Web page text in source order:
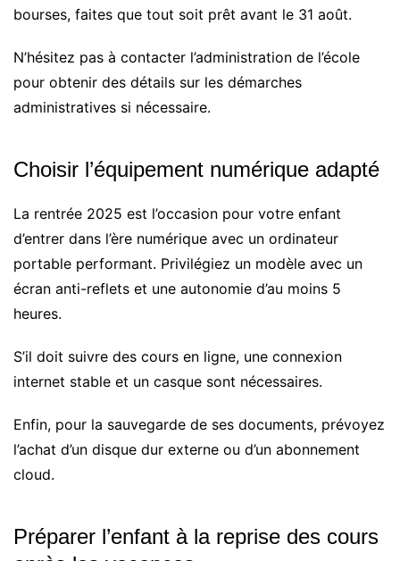
bourses, faites que tout soit prêt avant le 31 août.
N’hésitez pas à contacter l’administration de l’école
pour obtenir des détails sur les démarches
administratives si nécessaire.
Choisir l’équipement numérique adapté
La rentrée 2025 est l’occasion pour votre enfant
d’entrer dans l’ère numérique avec un ordinateur
portable performant. Privilégiez un modèle avec un
écran anti-reflets et une autonomie d’au moins 5
heures.
S’il doit suivre des cours en ligne, une connexion
internet stable et un casque sont nécessaires.
Enfin, pour la sauvegarde de ses documents, prévoyez
l’achat d’un disque dur externe ou d’un abonnement
cloud.
Préparer l’enfant à la reprise des cours